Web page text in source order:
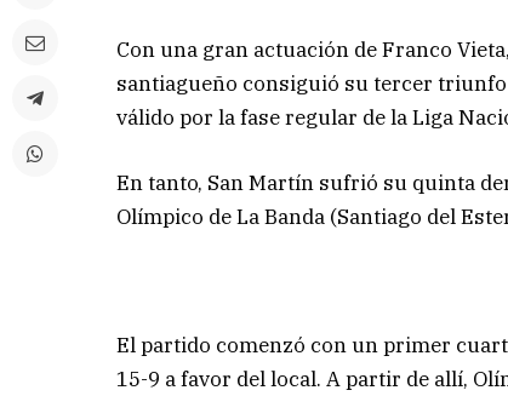
Con una gran actuación de Franco
santiagueño consiguió su tercer
válido por la fase regular de la Liga
En tanto, San Martín sufrió su quinta
Olímpico de La Banda (Santiago del
El partido comenzó con un primer
15-9 a favor del local. A partir de allí,